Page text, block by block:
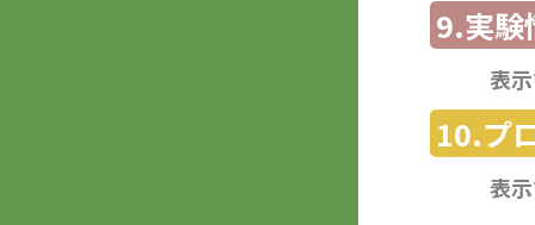
9.実験
表
10.プ
表